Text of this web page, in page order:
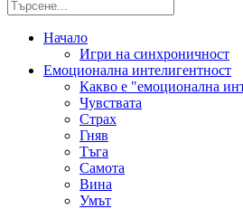
Начало
Игри на синхроничност
Емоционална интелигентност
Какво е "емоционална
Чувствата
Страх
Гняв
Тъга
Самота
Вина
Умът